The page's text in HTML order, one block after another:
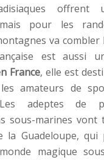
offrent
pour les
va combler
est aussi
France, elle est
amateurs de
Les adeptes de
sous-marines vont
la Guadeloupe, qui
magique